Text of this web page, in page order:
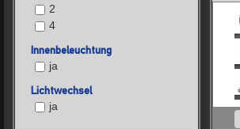
2
4
Innenbeleuchtung
ja
Lichtwechsel
ja